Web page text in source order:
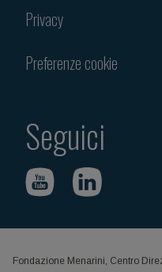
Privacy
Preferenze cookie
Seguici
Fondazione Menarini, Centro